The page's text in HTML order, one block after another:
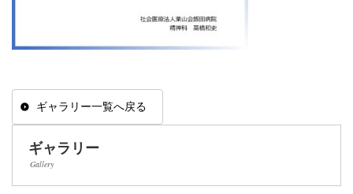
ギャラリー一覧へ戻る
ギャラリー
Gallery